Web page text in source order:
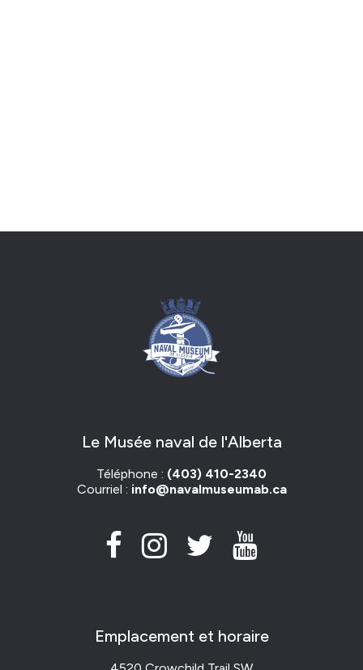
Le Musée naval de l'Alberta
Téléphone : (403) 410-2340
Courriel : info@navalmuseumab.ca
Emplacement et horaire